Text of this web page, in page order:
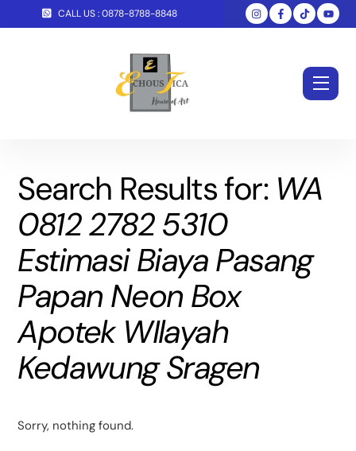
CALL US : 0878-8788-8848
Search Results for: WA
0812 2782 5310
Estimasi Biaya Pasang
Papan Neon Box
Apotek WIlayah
Kedawung Sragen
Sorry, nothing found.